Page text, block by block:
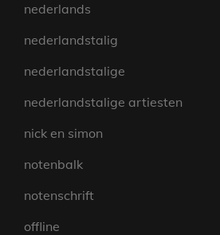
nederlands
nederlandstalig
nederlandstalige
nederlandstalige artiesten
nick en simon
notenbalk
notenschrift
offline